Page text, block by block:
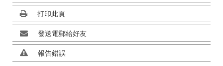
打印此頁
發送電郵給好友
報告錯誤